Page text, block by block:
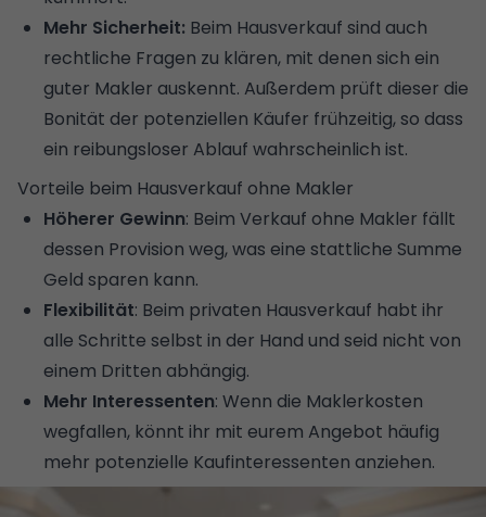
Mehr Sicherheit: Beim Hausverkauf sind auch
rechtliche Fragen zu klären, mit denen sich ein
guter Makler auskennt. Außerdem prüft dieser die
Bonität der potenziellen Käufer frühzeitig, so dass
ein reibungsloser Ablauf wahrscheinlich ist.
Vorteile beim Hausverkauf ohne Makler
Höherer Gewinn: Beim Verkauf ohne Makler fällt
dessen Provision weg, was eine stattliche Summe
Geld sparen kann.
Flexibilität: Beim privaten Hausverkauf habt ihr
alle Schritte selbst in der Hand und seid nicht von
einem Dritten abhängig.
Mehr Interessenten: Wenn die Maklerkosten
wegfallen, könnt ihr mit eurem Angebot häufig
mehr potenzielle Kaufinteressenten anziehen.